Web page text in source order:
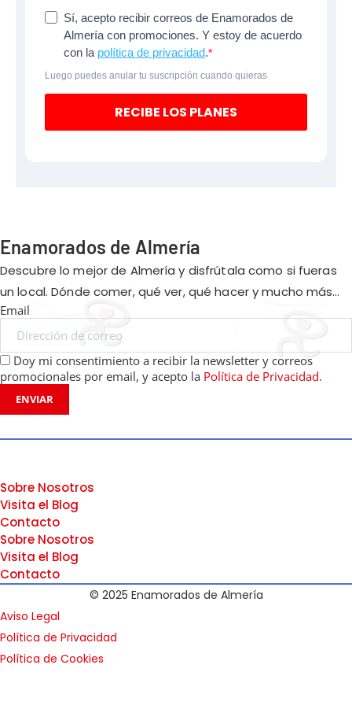
Sí, acepto recibir correos de Enamorados de
Almería con promociones. Y estoy de acuerdo
con la política de privacidad.
Luego puedes anular tu suscripción cuando quieras
RECIBE LOS PLANES
Enamorados de Almería
Descubre lo mejor de Almería y disfrútala como si fueras
un local. Dónde comer, qué ver, qué hacer y mucho más…
Email
Doy mi consentimiento a recibir la newsletter y correos
promocionales por email, y acepto la Política de Privacidad.
ENVIAR
Sobre Nosotros
Visita el Blog
Contacto
Sobre Nosotros
Visita el Blog
Contacto
© 2025 Enamorados de Almería
Aviso Legal
Política de Privacidad
Política de Cookies